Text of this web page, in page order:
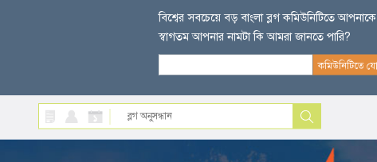
বিশ্বের সবচেয়ে বড় বাংলা ব্লগ কমিউনিটিতে আপনাকে
স্বাগতম আপনার নামটা কি আমরা জানতে পারি?